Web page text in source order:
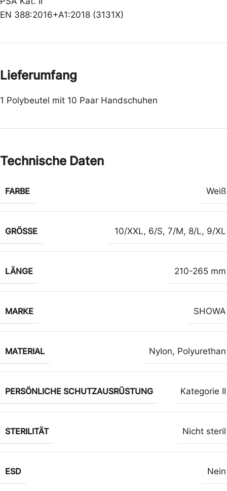
EN 388:2016+A1:2018 (3131X)
Lieferumfang
1 Polybeutel mit 10 Paar Handschuhen
Technische Daten
FARBE Weiß
GRÖSSE 10/XXL, 6/S, 7/M, 8/L, 9/XL
LÄNGE 210-265 mm
MARKE SHOWA
MATERIAL Nylon, Polyurethan
PERSÖNLICHE SCHUTZAUSRÜSTUNG Kategorie II
STERILITÄT Nicht steril
ESD Nein